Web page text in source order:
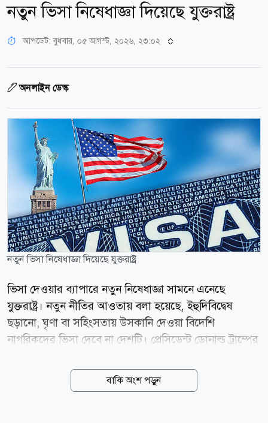
নতুন ভিসা নিষেধাজ্ঞা দিয়েছে যুক্তরাষ্ট্র
আপডেট: বুধবার, ০৫ আগস্ট, ২০২৬, ২৩:০২
অনলাইন ডেস্ক
নতুন ভিসা নিষেধাজ্ঞা দিয়েছে যুক্তরাষ্ট্র
ভিসা দেওয়ার ব্যাপারে নতুন নিষেধাজ্ঞা সামনে এনেছে
যুক্তরাষ্ট্র। নতুন নীতির আওতায় বলা হয়েছে, ইহুদিবিদ্বেষ
ছড়ানো, ঘৃণা বা সহিংসতায় উসকানি দেওয়া বিদেশি
নাগরিকদের ভিসা দেবে না দেশটি। প্রেসিডেন্ট ডোনাল্ড ট্রাম্পের
ভিসানীতির ঘোষণা দিয়েছে। মার্কিন পররাষ্ট্রমন্ত্রী মার্কো রুবিও
এ ঘোষণা দিয়ে বলেন, ট্রাম্প প্রশাসন ইহুদি সম্প্রদায়ের
বাকি অংশ পড়ুন